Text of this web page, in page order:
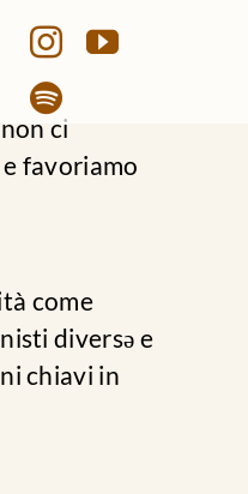
ci
favoriamo
come
diversә e
chiavi in